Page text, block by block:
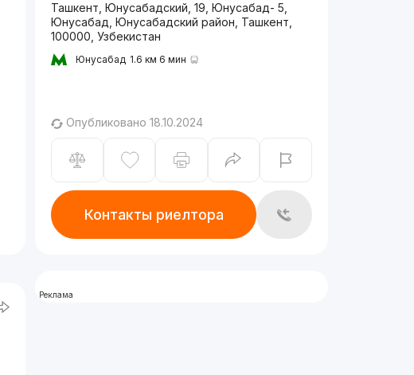
Ташкент, Юнусабадский, 19, Юнусабад- 5,
Юнусабад, Юнусабадский район, Ташкент,
100000, Узбекистан
Юнусабад 1.6 км 6 мин
Опубликовано 18.10.2024
Контакты риелтора
Реклама